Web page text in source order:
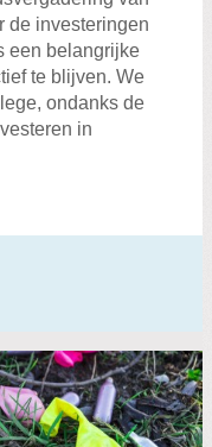
de investeringen
een belangrijke
te blijven. We
ondanks de
in